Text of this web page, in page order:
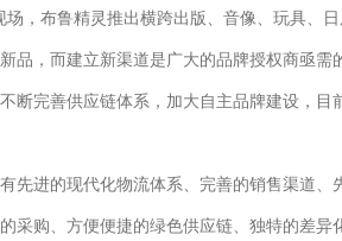
场，布鲁精灵推出横跨出版、音像、玩具、
品，而建立新渠道是广大的品牌授权商亟需
断完善供应链体系，加大自主品牌建设，目
进的现代化物流体系、完善的销售渠道、
采购、方便便捷的绿色供应链、独特的差